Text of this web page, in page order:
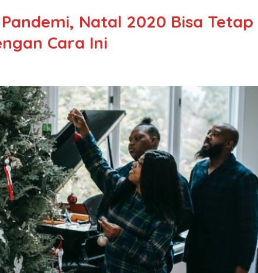
Natal 2020 Bisa Tetap
Cara Ini